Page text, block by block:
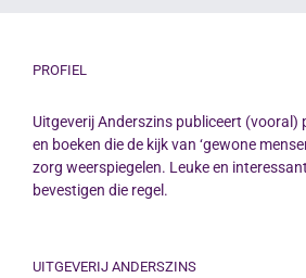
PROFIEL
Uitgeverij Anderszins publiceert (vooral)
en boeken die de kijk van ‘gewone
zorg weerspiegelen. Leuke en
bevestigen die regel.
UITGEVERIJ ANDERSZINS